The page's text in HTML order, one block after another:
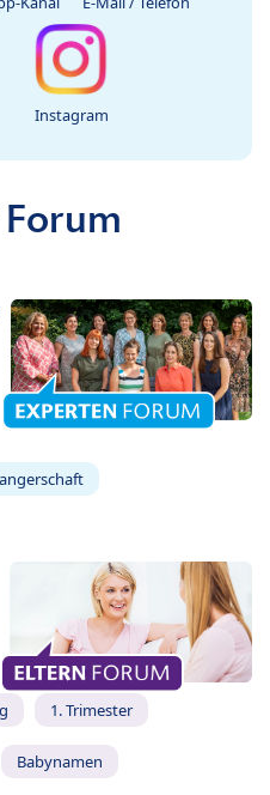
Instagram
1. Trimester
Babynamen